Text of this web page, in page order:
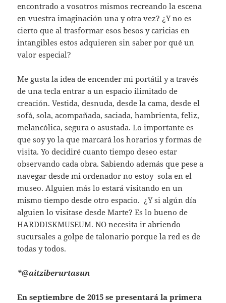
encontrado a vosotros mismos recreando la escena
en vuestra imaginación una y otra vez? ¿Y no es
cierto que al trasformar esos besos y caricias en
intangibles estos adquieren sin saber por qué un
valor especial?
Me gusta la idea de encender mi portátil y a través
de una tecla entrar a un espacio ilimitado de
creación. Vestida, desnuda, desde la cama, desde el
sofá, sola, acompañada, saciada, hambrienta, feliz,
melancólica, segura o asustada. Lo importante es
que soy yo la que marcará los horarios y formas de
visita. Yo decidiré cuanto tiempo deseo estar
observando cada obra. Sabiendo además que pese a
navegar desde mi ordenador no estoy sola en el
museo. Alguien más lo estará visitando en un
mismo tiempo desde otro espacio. ¿Y si algún día
alguien lo visitase desde Marte? Es lo bueno de
HARDDISKMUSEUM. NO necesita ir abriendo
sucursales a golpe de talonario porque la red es de
todas y todos.
*@aitziberurtasun
En septiembre de 2015 se presentará la primera